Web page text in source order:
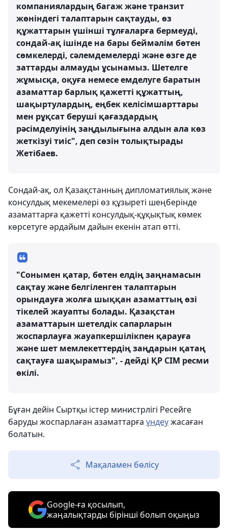
компаниялардың багаж және транзит
жөніндегі талаптарын сақтауды, өз
құжаттарын үшінші тұлғаларға бермеуді,
сондай-ақ ішінде на бары беймәлім бөтен
сөмкелерді, сәлемдемелерді және өзге де
заттарды алмауды ұсынамыз. Шетелге
жұмысқа, оқуға немесе емделуге баратын
азаматтар барлық қажетті құжаттың,
шақыртулардың, еңбек келісімшарттары
мен рұқсат беруші қағаздардың
рәсімделуінің заңдылығына алдын ала көз
жеткізуі тиіс", деп сөзін толықтырады
Жетібаев.
Сондай-ақ, ол Қазақстанның дипломатиялық және
консулдық мекемелері өз құзыреті шеңберінде
азаматтарға қажетті консулдық-құқықтық көмек
көрсетуге әрдайым дайын екенін атап өтті.
"Сонымен қатар, бөтен елдің заңнамасын
сақтау және белгіленген талаптарын
орындауға жолға шыққан азаматтың өзі
тікелей жауапты болады. Қазақстан
азаматтарын шетелдік сапарларын
жоспарлауға жауапкершілікпен қарауға
және шет мемлекеттердің заңдарын қатаң
сақтауға шақырамыз", - дейді ҚР СІМ ресми
өкілі.
Бұған дейін Сыртқы істер министрлігі Ресейге
баруды жоспарлаған азаматтарға үндеужасаған
болатын.
Мақаламен бөлісу
Google-ға қосылып,
жаңалықтарды бірінші болып оқыңыз